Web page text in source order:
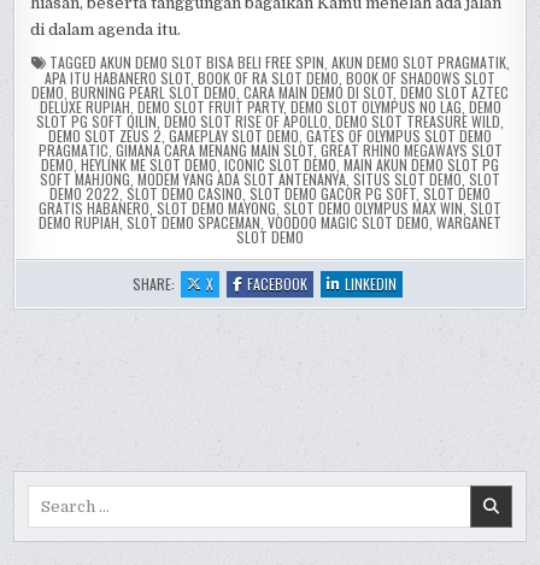
di dalam agenda itu.
TAGGED AKUN DEMO SLOT BISA BELI FREE SPIN AKUN DEMO SLOT PRAGMATIK,
APA ITU HABANERO SLOT BOOK OF RA SLOT DEMO BOOK OF SHADOWS SLOT
DEMO BURNING PEARL SLOT DEMO CARA MAIN DEMO DI SLOT DEMO SLOT AZTEC
DELUXE RUPIAH DEMO SLOT FRUIT PARTY, DEMO SLOT OLYMPUS NO LAG DEMO
SLOT PG SOFT QILIN DEMO SLOT RISE OF APOLLO DEMO SLOT TREASURE WILD
DEMO SLOT ZEUS 2 GAMEPLAY SLOT DEMO GATES OF OLYMPUS SLOT DEMO
PRAGMATIC GIMANA CARA MENANG MAIN SLOT, GREAT RHINO MEGAWAYS SLOT
DEMO HEYLINK ME SLOT DEMO ICONIC SLOT DEMO MAIN AKUN DEMO SLOT PG
SOFT MAHJONG MODEM YANG ADA SLOT ANTENANYA SITUS SLOT DEMO SLOT
DEMO 2022 SLOT DEMO CASINO SLOT DEMO GACOR PG SOFT SLOT DEMO
GRATIS HABANERO SLOT DEMO MAYONG SLOT DEMO OLYMPUS MAX WIN SLOT
DEMO RUPIAH SLOT DEMO SPACEMAN VOODOO MAGIC SLOT DEMO WARGANET
SLOT DEMO
SHARE: X:
GUIDE
BETTING
FACEBOOK:
GUIDE
BETTING
LINKEDIN
GUIDE
BETTING